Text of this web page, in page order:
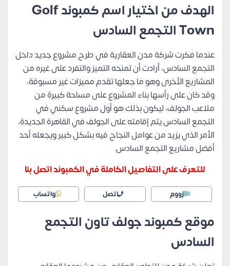
الهدف من اختيار اسم كمبوند Golf
Town التجمع السادس
عندما فكرت شركة مدن العقارية في طرح مشروع جديد داخل
التجمع السادس، أرادت أن تمنحه التميز والتفرد على غيره من
المشاريع الأخرى وهو ما جعلها تقدم مميزات غير مسبوقة،
وقد كان على رأسها بناء المشروع على مساحة كبيرة من
ملاعب الجولف، ليكون بذلك هو أول مشروع سكني في
التجمع السادس يتم إقامته على الجولف في القاهرة الجديدة،
الأمر الذي يزيد من عوامل النجاح فيه بشكل كبير ويجعله أحد
أفضل مشاريع التجمع السادس.
للتعرف على التفاصيل الكاملة في الكمبوند اتصل بنا
زووم اتصل واتساب
موقع كمبوند جولف تاون التجمع
السادس